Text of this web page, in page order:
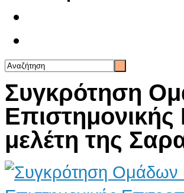
Συγκρότηση
μελέτη της